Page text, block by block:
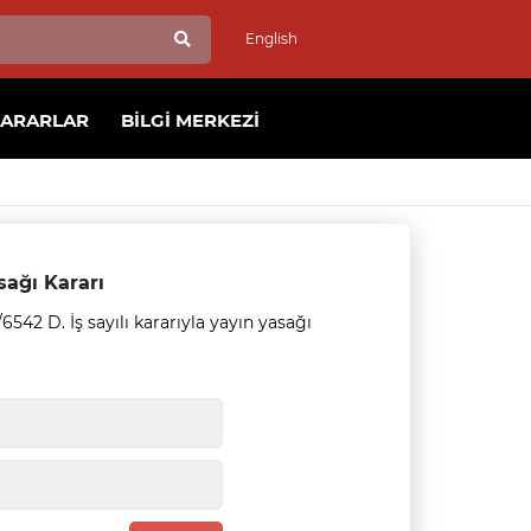
English
BILGI MERKEZI
Kararı
D. İş sayılı kararıyla yayın yasağı